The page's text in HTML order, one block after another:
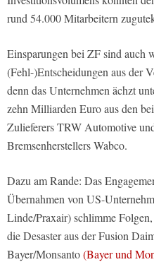
rund 54.000 Mitarbeitern
Einsparungen bei ZF sind auch
(Fehl-)Entscheidungen aus der
denn das Unternehmen ächzt
zehn Milliarden Euro aus den
Zulieferers TRW Automotive
Bremsenherstellers Wabco.
Dazu am Rande: Das
Übernahmen von US-
Linde/Praxair) schlimme
die Desaster aus der Fusion
Bayer/Monsanto(Bayer und